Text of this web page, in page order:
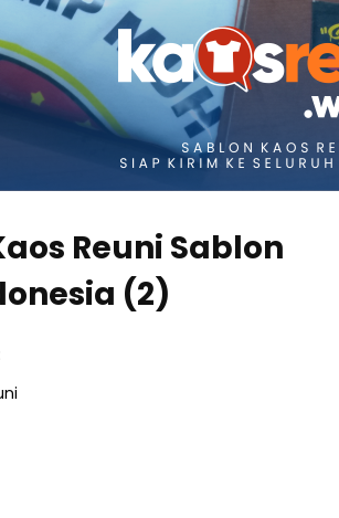
Reuni Sablon
(2)